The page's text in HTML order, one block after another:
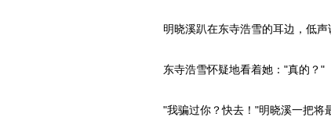
明晓溪趴在东寺浩雪的耳边，低声
东寺浩雪怀疑地看着她："真的？"
"我骗过你？快去！"明晓溪一把将